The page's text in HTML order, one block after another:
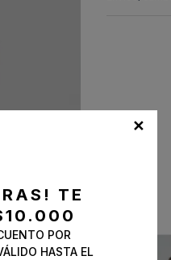
ESSENTIAL
✕
TE
POR
HASTA EL